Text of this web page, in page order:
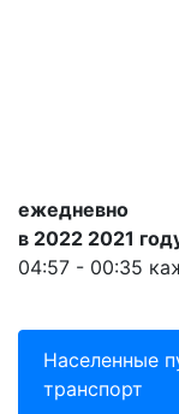
ежедневно
в 2022 2021
04:57 - 00:35
Населенные
транспорт